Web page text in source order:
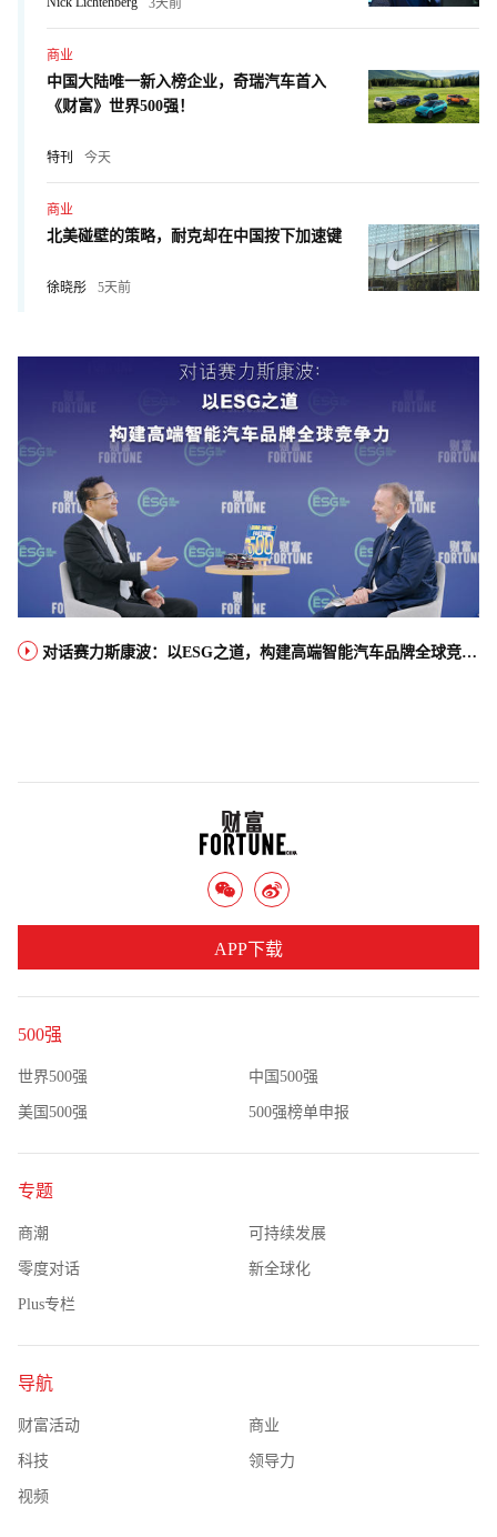
3天前
商业
中国大陆唯一新入榜企业，奇瑞汽车首入
《财富》世界500强！
特刊 今天
商业
北美碰壁的策略，耐克却在中国按下加速键
徐晓彤 5天前
对话赛力斯康波：以ESG之道，构建高端智能汽车品牌全球竞争力
500强
世界500强 中国500强
美国500强 500强榜单申报
专题
商潮 可持续发展
零度对话 新全球化
Plus专栏
导航
财富活动 商业
科技 领导力
视频
APP下载